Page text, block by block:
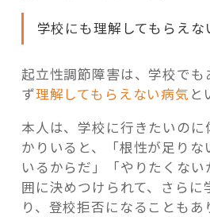
学校にも理解してもらえな
起立性調節障害は、学校でも
ず理解してもらえない病気 と
本人は、学校に行きたいの
かりいると、「根性が足りな
いるからだ」「やりたくない
囲に決めつけられて、さらに
り、登校拒否になることもあ